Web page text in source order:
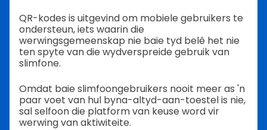
QR-kodes is uitgevind om mobiele gebruikers te
ondersteun, iets waarin die
werwingsgemeenskap nie baie tyd belê het nie
ten spyte van die wydverspreide gebruik van
slimfone.
Omdat baie slimfoongebruikers nooit meer as 'n
paar voet van hul byna-altyd-aan-toestel is nie,
sal selfoon die platform van keuse word vir
werwing van aktiwiteite.